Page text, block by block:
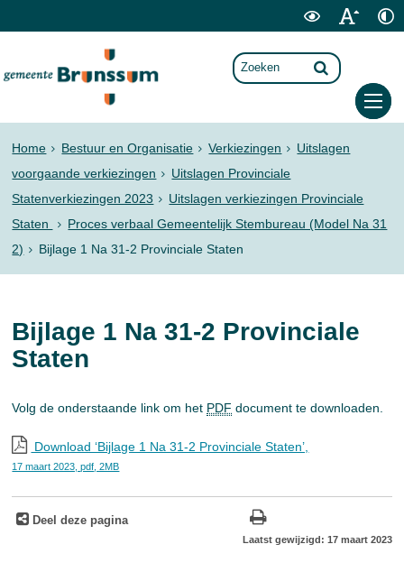
Home Bestuur en Organisatie Verkiezingen
Uitslagen
voorgaande verkiezingen
Uitslagen Provinciale
Statenverkiezingen 2023
Uitslagen verkiezingen Provinciale
Staten
Proces verbaal Gemeentelijk Stembureau (Model Na 31
2)
Bijlage 1 Na 31-2 Provinciale Staten
Bijlage 1 Na 31-2 Provinciale
Staten
Volg de onderstaande link om het PDF document te downloaden.
Download ‘Bijlage 1 Na 31-2 Provinciale Staten’,
17 maart 2023,pdf , 2MB
Deel deze pagina
Laatst gewijzigd: 17 maart 2023